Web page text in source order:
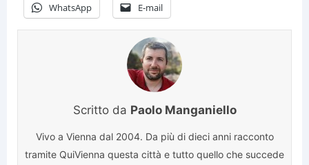
WhatsApp E-mail
Scritto da Paolo Manganiello
Vivo a Vienna dal 2004. Da più di dieci anni racconto
tramite QuiVienna questa città e tutto quello che succede